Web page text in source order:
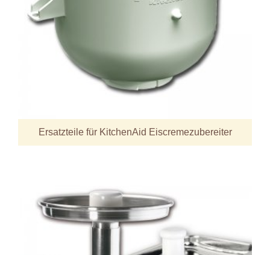
Ersatzteile für KitchenAid Eiscremezubereiter